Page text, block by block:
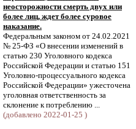
неосторожности смерть двух или
более лиц, ждет более суровое
наказание.
Федеральным законом от 24.02.2021
№ 25-ФЗ «О внесении изменений в
статью 230 Уголовного кодекса
Российской Федерации и статью 151
Уголовно-процессуального кодекса
Российской Федерации» ужесточена
уголовная ответственность за
склонение к потреблению ...
(добавлено 2022-01-25 )